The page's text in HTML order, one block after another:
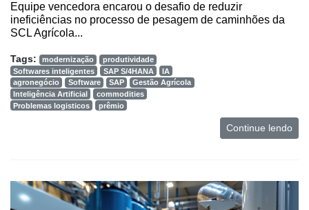
Equipe vencedora encarou o desafio de reduzir
ineficiências no processo de pesagem de caminhões da
SCL Agrícola...
Tags: modernização
produtividade
Softwares inteligentes
SAP S/4HANA
IA
agronegócio
Software SAP
Gestão Agrícola
Inteligência Artificial
commodities
Problemas logisticos
prêmio
Continue lendo